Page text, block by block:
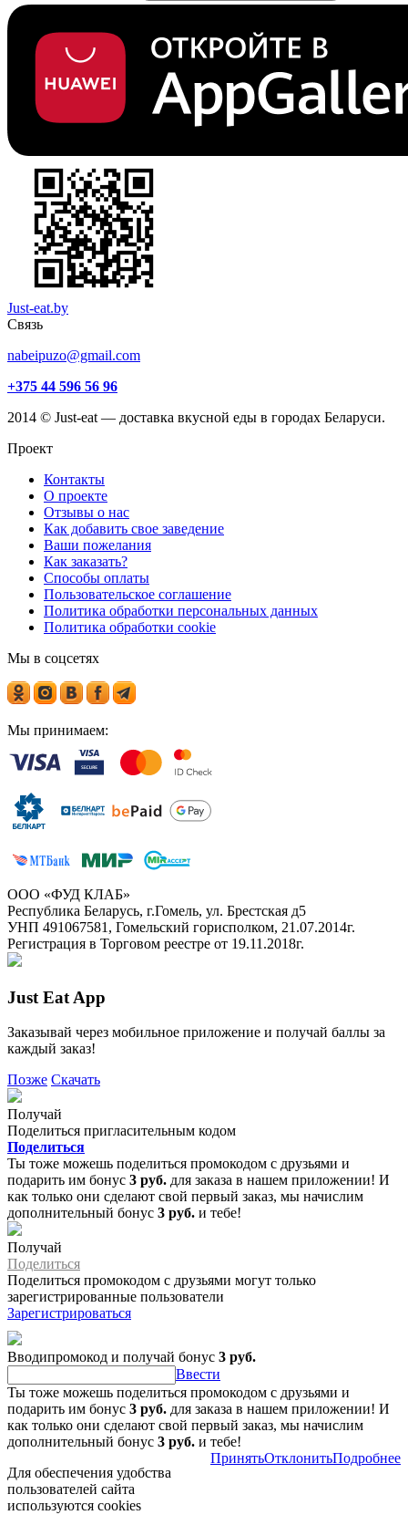
Just-eat.by
Связь
nabeipuzo@gmail.com
+375 44 596 56 96
2014 © Just-eat — доставка вкусной еды в городах Беларуси.
Проект
Контакты
О проекте
Отзывы о нас
Как добавить свое заведение
Ваши пожелания
Как заказать?
Способы оплаты
Пользовательское соглашение
Политика обработки персональных данных
Политика обработки cookie
Мы в соцсетях
Мы принимаем:
ООО «ФУД КЛАБ»
Республика Беларусь, г.Гомель, ул. Брестская д5
УНП 491067581, Гомельский горисполком, 21.07.2014г.
Регистрация в Торговом реестре от 19.11.2018г.
Just Eat App
Заказывай через мобильное приложение и получай баллы за
каждый заказ!
Позже Скачать
Получай
Поделиться пригласительным кодом
Поделиться
Ты тоже можешь поделиться промокодом с друзьями и
подарить им бонус 3 руб. для заказа в нашем приложении! И
как только они сделают свой первый заказ, мы начислим
дополнительный бонус 3 руб. и тебе!
Получай
Поделиться
Поделиться промокодом с друзьями могут только
зарегистрированные пользователи
Зарегистрироваться
Вводипромокод и получай бонус 3 руб.
Ввести
Ты тоже можешь поделиться промокодом с друзьями и
подарить им бонус 3 руб. для заказа в нашем приложении! И
как только они сделают свой первый заказ, мы начислим
дополнительный бонус 3 руб. и тебе!
Для обеспечения удобства
пользователей сайта
используются cookies
ПринятьОтклонитьПодробнее